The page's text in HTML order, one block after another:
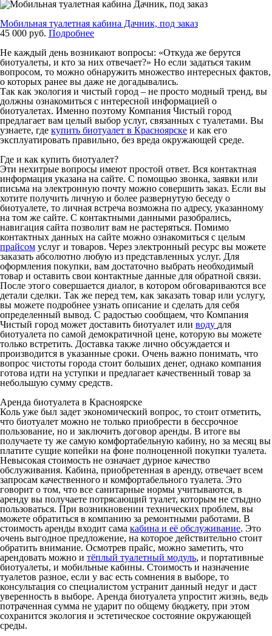
Мобильная туалетная кабина Дачник, под заказ
45 000 руб. Подробнее
Не каждый день возникают вопросы: «Откуда же берутся
биотуалеты, и кто за них отвечает?» Но если задаться таким
вопросом, то можно обнаружить множество интересных фактов,
о которых ранее вы даже не догадывались.
Так как экология и чистый город – не просто модный тренд, вы
должны ознакомиться с интересной информацией о
биотуалетах. Именно поэтому Компания Чистый город
предлагает вам целый выбор услуг, связанных с туалетами. Вы
узнаете, где купить биотуалет в Красноярске и как его
эксплуатировать правильно, без вреда окружающей среде.
Где и как купить биотуалет?
Эти нехитрые вопросы имеют простой ответ. Вся контактная
информация указана на сайте. С помощью звонка, заявки или
письма на электронную почту можно совершить заказ. Если вы
хотите получить личную и более развернутую беседу о
биотуалете, то личная встреча возможна по адресу, указанному
на том же сайте. С контактными данными разобрались,
навигация сайта позволит вам не растеряться. Помимо
контактных данных на сайте можно ознакомиться с целым
прайсом услуг и товаров. Через электронный ресурс вы можете
заказать абсолютно любую из представленных услуг. Для
оформления покупки, вам достаточно выбрать необходимый
товар и оставить свои контактные данные для обратной связи.
После этого совершается диалог, в котором обговариваются все
детали сделки. Так же перед тем, как заказать товар или услугу,
вы можете подробнее узнать описание и сделать для себя
определенный вывод. С радостью сообщаем, что Компания
Чистый город может доставить биотуалет или воду для
биотуалета по самой демократичной цене, которую вы можете
только встретить. Доставка также лично обсуждается и
производится в указанные сроки. Очень важно понимать, что
вопрос чистоты города стоит больших денег, однако компания
готова идти на уступки и предлагает качественный товар за
небольшую сумму средств.
Аренда биотуалета в Красноярске
Коль уже был задет экономический вопрос, то стоит отметить,
что биотуалет можно не только приобрести в бессрочное
пользование, но и заключить договор аренды. В итоге вы
получаете ту же самую комфортабельную кабину, но за месяц вы
платите сущие копейки на фоне полноценной покупки туалета.
Невысокая стоимость не означает дурное качество
обслуживания. Кабина, приобретенная в аренду, отвечает всем
запросам качественного и комфортабельного туалета. Это
говорит о том, что все санитарные нормы учитываются, в
аренду вы получаете потрясающий туалет, которым не стыдно
пользоваться. При возникновении технических проблем, вы
можете обратиться в компанию за ремонтными работами. В
стоимость аренды входит сама кабина и её обслуживание. Это
очень выгодное предложение, на которое действительно стоит
обратить внимание. Осмотрев прайс, можно заметить, что
арендовать можно и тёплый туалетный модуль, и портативные
биотуалеты, и мобильные кабины. Стоимость и назначение
туалетов разное, если у вас есть сомнения в выборе, то
консультация со специалистом устранит данный недуг и даст
уверенность в выборе. Аренда биотуалета упростит жизнь, ведь
потраченная сумма не ударит по общему бюджету, при этом
сохранится экология и эстетическое состояние окружающей
среды.